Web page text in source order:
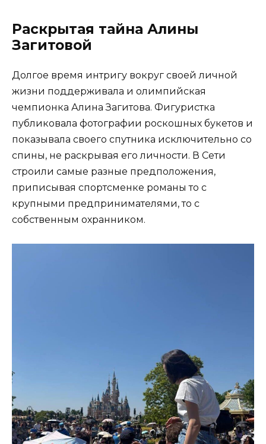
Раскрытая тайна Алины
Загитовой
Долгое время интригу вокруг своей личной
жизни поддерживала и олимпийская
чемпионка Алина Загитова. Фигуристка
публиковала фотографии роскошных букетов и
показывала своего спутника исключительно со
спины, не раскрывая его личности. В Сети
строили самые разные предположения,
приписывая спортсменке романы то с
крупными предпринимателями, то с
собственным охранником.